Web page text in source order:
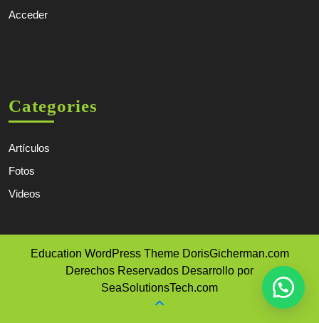
Acceder
Categories
Artículos
Fotos
Videos
Education WordPress Theme DorisGicherman.com
Derechos Reservados Desarrollo por
SeaSolutionsTech.com
Scroll